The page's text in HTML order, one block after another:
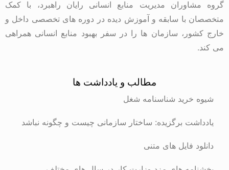
گروه مشاوران مدیریت منابع انسانی رایان راهبرد، با کمک
متخصصان با سابقه و آموزش دیده در دوره های تخصصی داخل و
خارج کشور، سازمان ها را در سفر بهبود منابع انسانی همراهی
می کند.
مطالب و یادداشت ها
شیوه خرید شناسنامه شغل
یادداشت برگزیده: ساختار سازمانی چیست و چگونه نباشد
دانلود فایل های متنی